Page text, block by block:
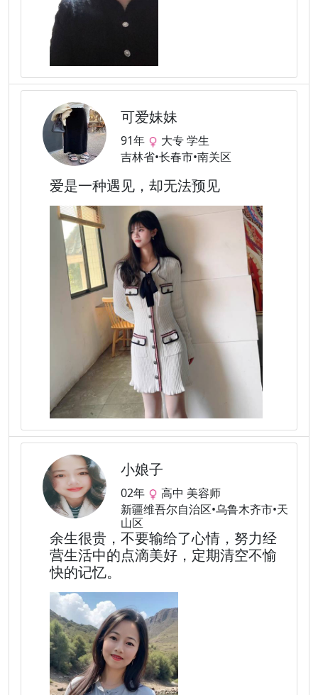
可爱妹妹
91年
大专 学生
吉林省•长春市•南关区
爱是一种遇见，却无法预见
小娘子
02年
高中 美容师
新疆维吾尔自治区•乌鲁木齐市•天
山区
余生很贵，不要输给了心情，努力经
营生活中的点滴美好，定期清空不愉
快的记忆。